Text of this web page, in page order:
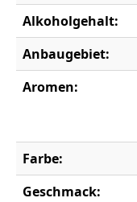
Alkoholgehalt:
Anbaugebiet:
Aromen:
Farbe:
Geschmack: